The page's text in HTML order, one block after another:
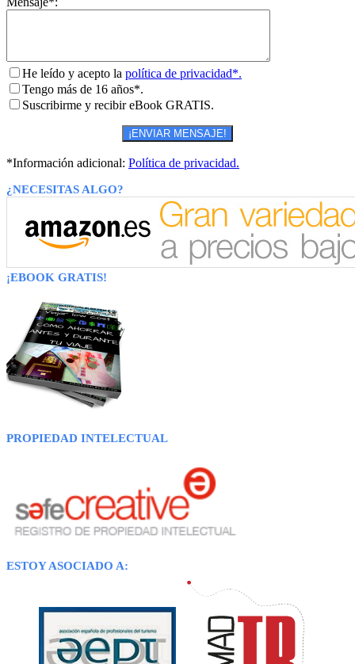
He leído y acepto la política de privacidad*.
Tengo más de 16 años*.
Suscribirme y recibir eBook GRATIS.
*Información adicional: Política de privacidad.
¿NECESITAS ALGO?
¡EBOOK GRATIS!
PROPIEDAD INTELECTUAL
ESTOY ASOCIADO A: